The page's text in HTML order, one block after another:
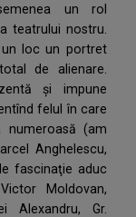
un rol
teatrului nostru.
un loc un portret
de alienare.
şi impune
felul în care
numeroasă (am
Anghelescu,
fascinaţie aduc
Moldovan,
Alexandru, Gr.